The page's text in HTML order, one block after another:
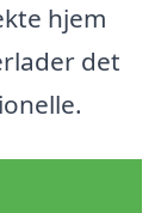
hjem
det